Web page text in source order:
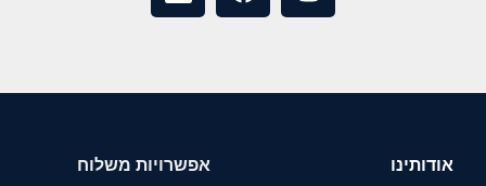
אודותינו
אפשרויות משלוח